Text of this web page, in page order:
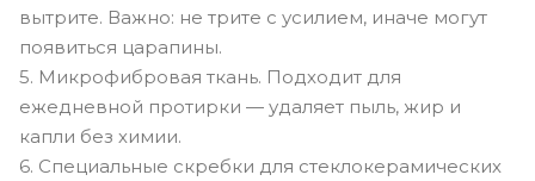
вытрите. Важно: не трите с усилием, иначе могут
появиться царапины.
5. Микрофибровая ткань. Подходит для
ежедневной протирки — удаляет пыль, жир и
капли без химии.
6. Специальные скребки для стеклокерамических